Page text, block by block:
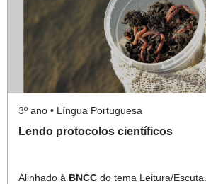
3º ano • Língua Portuguesa
Lendo protocolos científicos
Alinhado à BNCC do tema Leitura/Escuta.